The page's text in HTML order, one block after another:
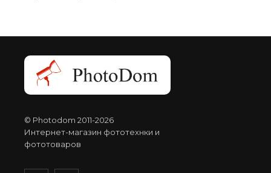
© Photodom 2011-2026
Интернет-магазин фототехнки и
фототоваров